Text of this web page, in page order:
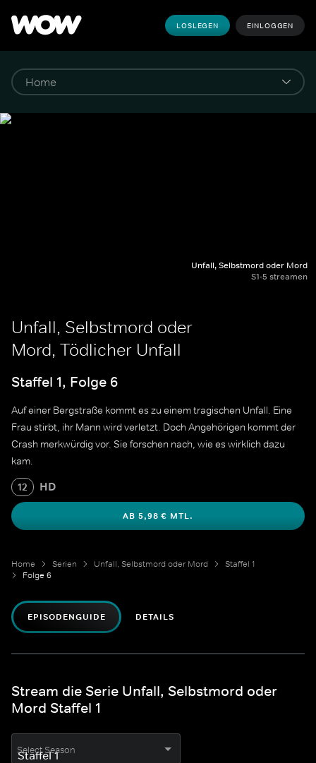
LOSLEGEN EINLOGGEN
Unfall, Selbstmord oder Mord
S1-5 streamen
Unfall, Selbstmord oder
Mord, Tödlicher Unfall
Staffel 1, Folge 6
Auf einer Bergstraße kommt es zu einem tragischen Unfall. Eine
Frau stirbt, ihr Mann wird verletzt. Doch Angehörigen kommt der
Crash merkwürdig vor. Sie forschen nach, wie es wirklich dazu
kam.
12 HD
AB 5,98 € MTL.
Home Serien Unfall, Selbstmord oder Mord
Staffel 1
Folge 6
EPISODENGUIDE DETAILS
Stream die Serie Unfall, Selbstmord oder
Mord Staffel 1
Select Season